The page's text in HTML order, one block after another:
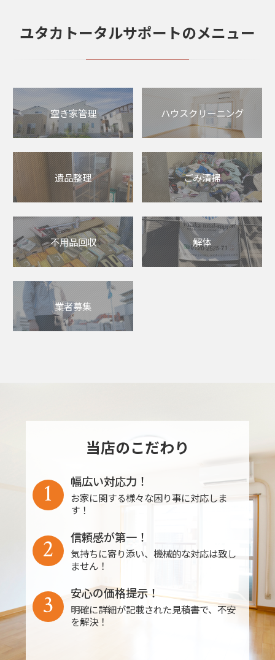
ユタカトータルサポートのメニュー
空き家管理 ハウスクリーニング
遺品整理 ごみ清掃
不用品回収 解体
業者募集
当店のこだわり
幅広い対応力！
お家に関する様々な困り事に対応しま
す！
1
信頼感が第一！
気持ちに寄り添い、機械的な対応は致し
ません！
2
安心の価格提示！
明確に詳細が記載された見積書で、不安
を解決！
3